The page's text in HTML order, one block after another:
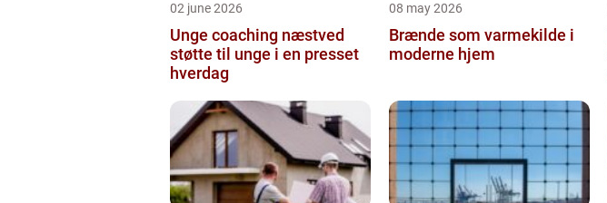
02 june 2026
Unge coaching næstved
støtte til unge i en presset
hverdag
08 may 2026
Brænde som varmekilde i
moderne hjem